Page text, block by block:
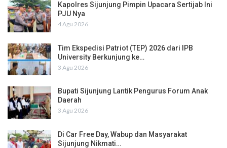
Kapolres Sijunjung Pimpin Upacara Sertijab Ini
PJU Nya
4 Agu 2026
Tim Ekspedisi Patriot (TEP) 2026 dari IPB
University Berkunjung ke…
3 Agu 2026
Bupati Sijunjung Lantik Pengurus Forum Anak
Daerah
3 Agu 2026
Di Car Free Day, Wabup dan Masyarakat
Sijunjung Nikmati…